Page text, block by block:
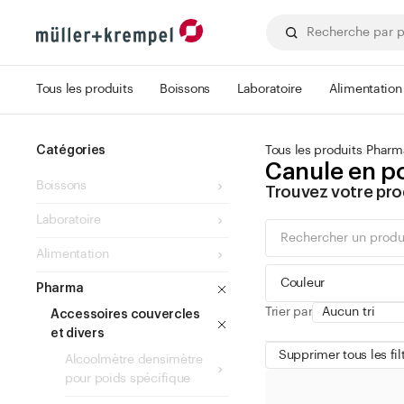
Tous les produits Boissons Laboratoire Alimentation
Catégories
Boissons
Laboratoire
Alimentation
Pharma
Accessoires couvercles
et divers
Alcoolmètre densimètre
pour poids spécifique
Tous les produits
Canule en
Trouvez votre
Couleur
Trier par
Supprimer tous les